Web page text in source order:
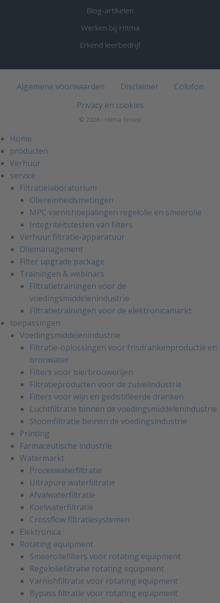
Blog-artikelen
Werken bij Hitma
Erkend leerbedrijf
Algemene voorwaarden Disclaimer
Colofon
Privacy en cookies
© 2026 - Hitma Groep
Home
producten
Verhuur
service
Filtratielaboratorium
Oliereinheidsmetingen
MPC varnishbepalingen regelolie en smeerolie
Integriteitstesten van filters
Verhuur filtratie-apparatuur
Oliemanagement
Filter upgrade package
Trainingen & webinars
Filtratietrainingen voor de
voedingsmiddelenindustrie
Filtratietrainingen voor de elektronicamarkt
toepassingen
Voedingsmiddelenindustrie
Filtratie-oplossingen voor frisdrankenproductie en
bronwater
Filters voor bierbrouwerijen
Filtratieproducten voor de zuivelindustrie
Filters voor wijn en gedistilleerde dranken
Luchtfiltratie binnen de voedingsmiddelenindustrie
Stoomfiltratie binnen de voedingsindustrie
Printing
Farmaceutische industrie
Watermarkt
Proceswaterfiltratie
Ultrapure waterfiltratie
Afvalwaterfiltratie
Koelwaterfiltratie
Crossflow filtratiesystemen
Elektronica
Rotating equipment
Smeeroliefilters voor rotating equipment
Regeloliefiltratie rotating equipment
Varnishfiltratie voor rotating equipment
Bypass filtratie voor rotating equipment